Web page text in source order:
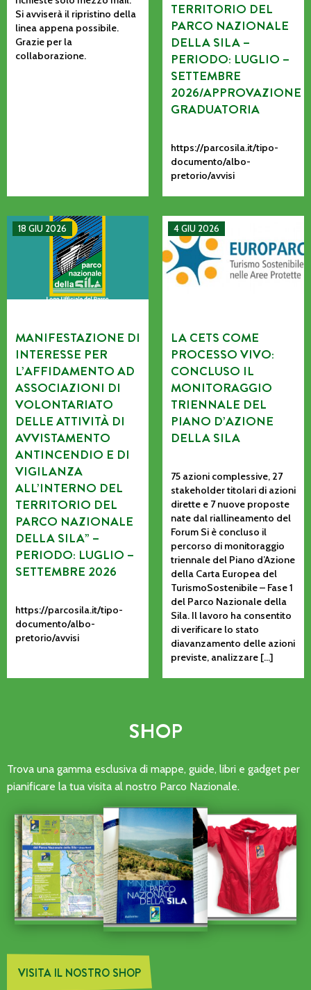
Si avviserà il ripristino della
linea appena possibile.
Grazie per la
collaborazione.
TERRITORIO DEL
PARCO NAZIONALE
DELLA SILA –
PERIODO: LUGLIO –
SETTEMBRE
2026/APPROVAZIONE
GRADUATORIA
https://parcosila.it/tipo-
documento/albo-
pretorio/avvisi
18 GIU 2026
MANIFESTAZIONE DI INTERESSE PER L’AFFIDAMENTO
MANIFESTAZIONE DI
INTERESSE PER
L’AFFIDAMENTO AD
ASSOCIAZIONI DI
VOLONTARIATO
DELLE ATTIVITÀ DI
AVVISTAMENTO
ANTINCENDIO E DI
VIGILANZA
ALL’INTERNO DEL
TERRITORIO DEL
PARCO NAZIONALE
DELLA SILA” –
PERIODO: LUGLIO –
SETTEMBRE 2026
https://parcosila.it/tipo-
documento/albo-
pretorio/avvisi
4 GIU 2026
La CETS come processo
LA CETS COME
PROCESSO VIVO:
CONCLUSO IL
MONITORAGGIO
TRIENNALE DEL
PIANO D’AZIONE
DELLA SILA
75 azioni complessive, 27
stakeholder titolari di azioni
dirette e 7 nuove proposte
nate dal riallineamento del
Forum Si è concluso il
percorso di monitoraggio
triennale del Piano d’Azione
della Carta Europea del
TurismoSostenibile – Fase 1
del Parco Nazionale della
Sila. Il lavoro ha consentito
di verificare lo stato
diavanzamento delle azioni
previste, analizzare […]
SHOP
Trova una gamma esclusiva di mappe, guide, libri e gadget per
pianificare la tua visita al nostro Parco Nazionale.
VISITA IL NOSTRO SHOP